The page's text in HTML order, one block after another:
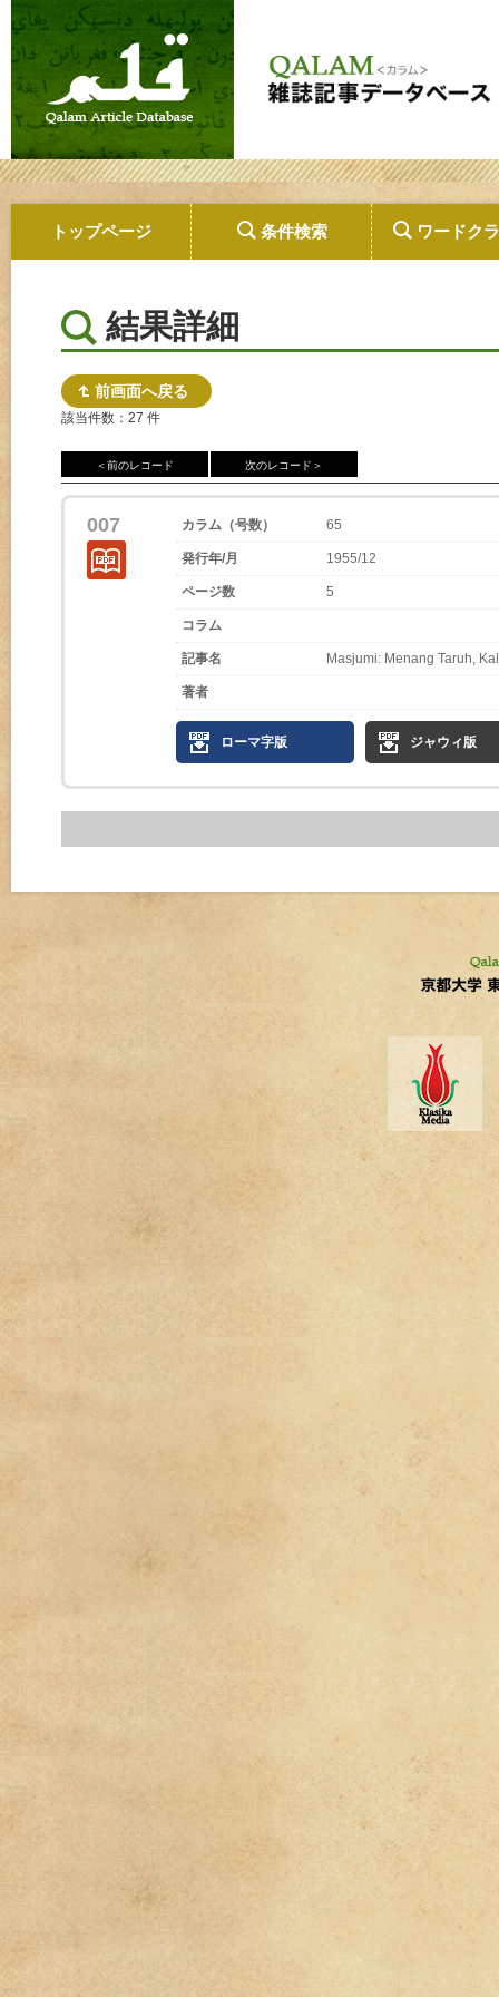
トップページ 条件検索 ワードク
結果詳細
前画面へ戻る
該当件数：27 件
＜前のレコード 次のレコード＞
007 カラム（号数） 65
発行年/月 1955/12
ページ数 5
コラム
記事名 Masjumi: Menang Taruh,
著者
ローマ字版 ジャウィ版